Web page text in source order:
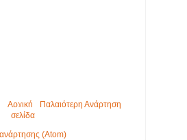
Παλαιότερη Ανάρτηση
Αρχική
σελίδα
(Atom)